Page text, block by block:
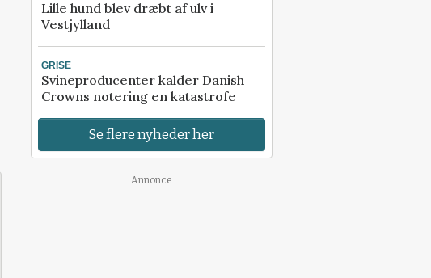
Lille hund blev dræbt af ulv i
Vestjylland
GRISE
Svineproducenter kalder Danish
Crowns notering en katastrofe
Se flere nyheder her
Annonce